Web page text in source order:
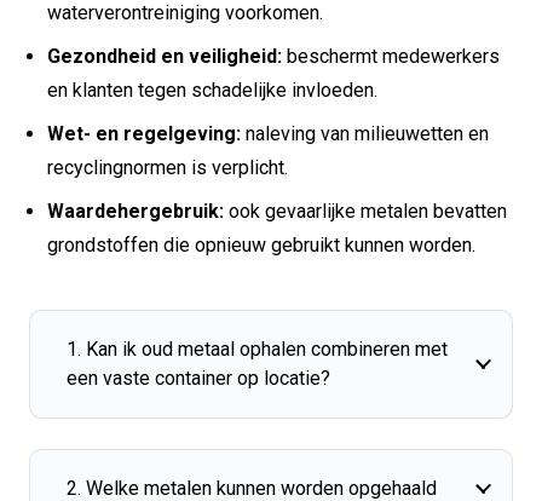
waterverontreiniging voorkomen.
Gezondheid en veiligheid: beschermt medewerkers
en klanten tegen schadelijke invloeden.
Wet- en regelgeving: naleving van milieuwetten en
recyclingnormen is verplicht.
Waardehergebruik: ook gevaarlijke metalen bevatten
grondstoffen die opnieuw gebruikt kunnen worden.
1. Kan ik oud metaal ophalen combineren met
een vaste container op locatie?
2. Welke metalen kunnen worden opgehaald